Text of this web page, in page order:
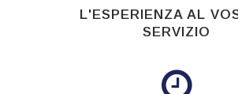
L'ESPERIENZA AL
SERVIZIO